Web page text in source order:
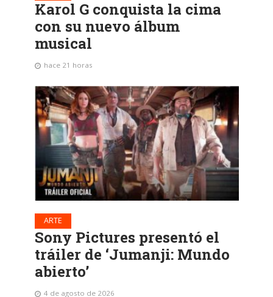
Karol G conquista la cima
con su nuevo álbum
musical
hace 21 horas
ARTE
Sony Pictures presentó el
tráiler de ‘Jumanji: Mundo
abierto’
4 de agosto de 2026